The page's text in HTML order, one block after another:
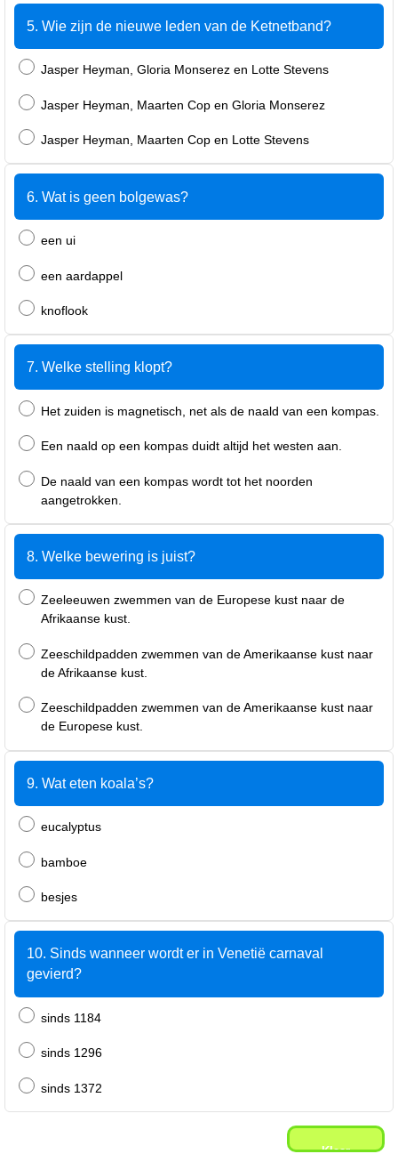
5. Wie zijn de nieuwe leden van de Ketnetband?
Jasper Heyman, Gloria Monserez en Lotte Stevens
Jasper Heyman, Maarten Cop en Gloria Monserez
Jasper Heyman, Maarten Cop en Lotte Stevens
6. Wat is geen bolgewas?
een ui
een aardappel
knoflook
7. Welke stelling klopt?
Het zuiden is magnetisch, net als de naald van een kompas.
Een naald op een kompas duidt altijd het westen aan.
De naald van een kompas wordt tot het noorden
aangetrokken.
8. Welke bewering is juist?
Zeeleeuwen zwemmen van de Europese kust naar de
Afrikaanse kust.
Zeeschildpadden zwemmen van de Amerikaanse kust naar
de Afrikaanse kust.
Zeeschildpadden zwemmen van de Amerikaanse kust naar
de Europese kust.
9. Wat eten koala’s?
eucalyptus
bamboe
besjes
10. Sinds wanneer wordt er in Venetië carnaval
gevierd?
sinds 1184
sinds 1296
sinds 1372